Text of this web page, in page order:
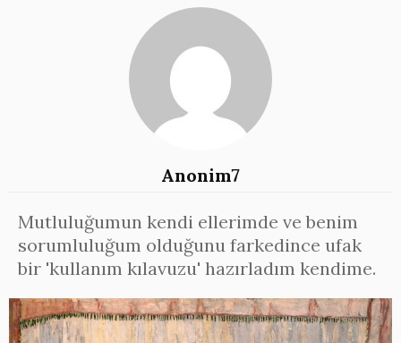
Anonim7
Mutluluğumun kendi ellerimde ve benim
sorumluluğum olduğunu farkedince ufak
bir 'kullanım kılavuzu' hazırladım kendime.